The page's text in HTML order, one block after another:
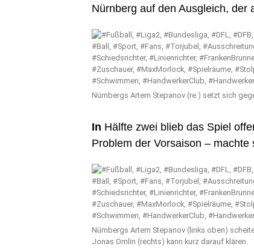
Nürnberg auf den Ausgleich, der
Nürnbergs Artem Stepanov (re.) setzt sich
In Hälfte zwei blieb das Spiel
Problem der Vorsaison – machte
Nürnbergs Artem Stepanov (links oben)
Jonas Omlin (rechts) kann kurz darauf klären.